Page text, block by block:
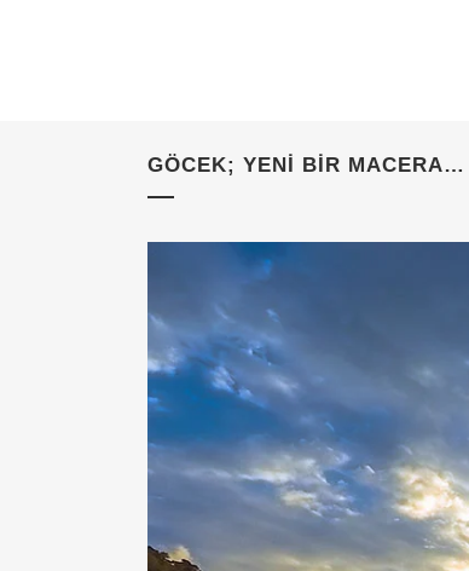
GÖCEK; YENI BIR MACERA…